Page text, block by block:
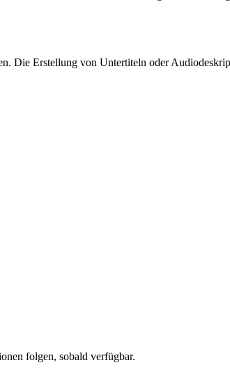
Die Erstellung von Untertiteln oder
folgen, sobald verfügbar.